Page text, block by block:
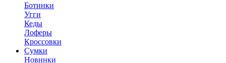
Ботинки
Угги
Кеды
Лоферы
Кроссовки
Сумки
Новинки